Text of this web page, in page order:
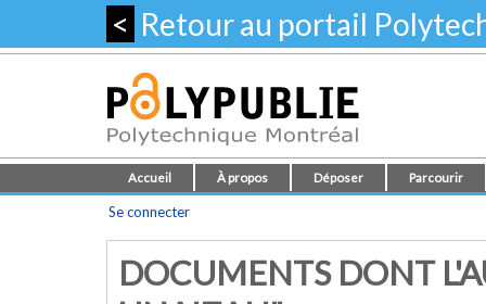
< Retour au portail
Accueil À propos Déposer Parcourir
Se connecter
DOCUMENTS DONT